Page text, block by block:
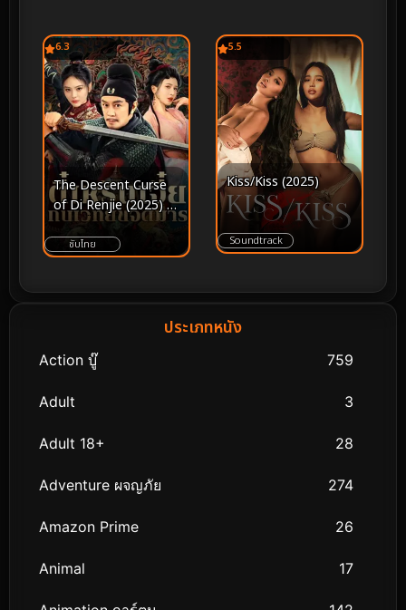
6.3
The Descent Curse
of Di Renjie (2025) ตี๋
เหรินเจี๋ยกับเวทย์ขจัดมาร
ซับไทย
5.5
Kiss/Kiss (2025)
Soundtrack
ประเภทหนัง
Action บู๊ 759
Adult 3
Adult 18+ 28
Adventure ผจญภัย 274
Amazon Prime 26
Animal 17